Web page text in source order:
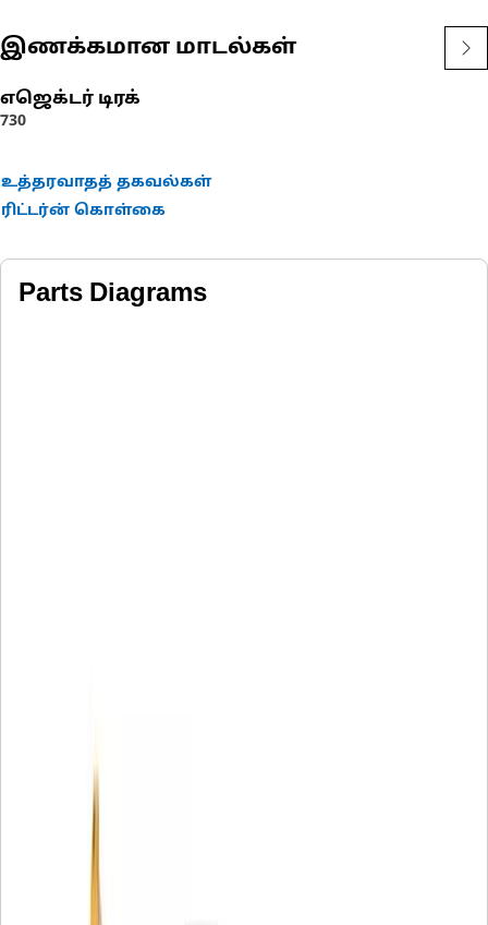
Application:
Designed for use in extremely tough conditions.
இணக்கமான மாடல்கள்
எஜெக்டர் டிரக்
730
உத்தரவாதத் தகவல்கள்
ரிட்டர்ன் கொள்கை
Parts Diagrams